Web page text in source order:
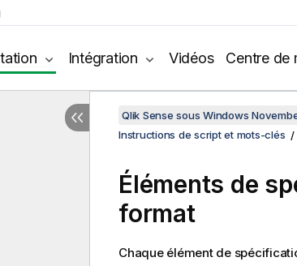
Intégration Vidéos Centre de
Qlik Sense sous Windows
Instructions de script et mots-clés
Éléments de
format
Chaque élément de